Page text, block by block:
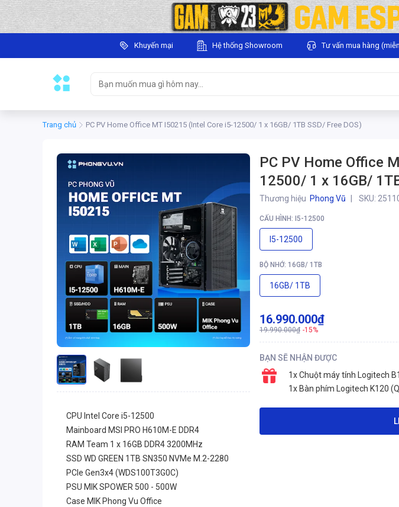
Khuyến mại Hệ thống Showroom Tư vấn mua hàng
Trang chủ PC PV Home Office MT I50215 (Intel Core i5-12500/ 1 x 16GB/ 1TB SSD/ Free DOS)
CPU Intel Core i5-12500
Mainboard MSI PRO H610M-E DDR4
RAM Team 1 x 16GB DDR4 3200MHz
SSD WD GREEN 1TB SN350 NVMe M.2-2280
PCIe Gen3x4 (WDS100T3G0C)
PSU MIK SPOWER 500 - 500W
Case MIK Phong Vu Office
PC PV Home Office
12500/ 1 x 16GB/
Thương hiệu Phong Vũ SKU:
CẤU HÌNH: I5-12500
I5-12500
BỘ NHỚ: 16GB/ 1TB
16GB/ 1TB
16.990.000₫
19.990.000₫ -15%
BẠN SẼ NHẬN ĐƯỢC
1x Chuột máy tính Logitech
1x Bàn phím Logitech K120